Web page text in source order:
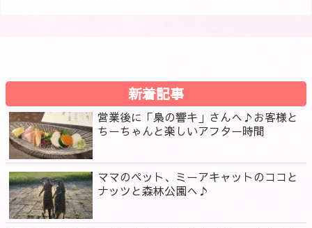
返信
新着記事
営業後に「梟の響キ」さんへ♪お客様と
ちーちゃんと楽しいアフター時間
ママのペット、ミーアキャットのココと
ナッツと森林公園へ♪